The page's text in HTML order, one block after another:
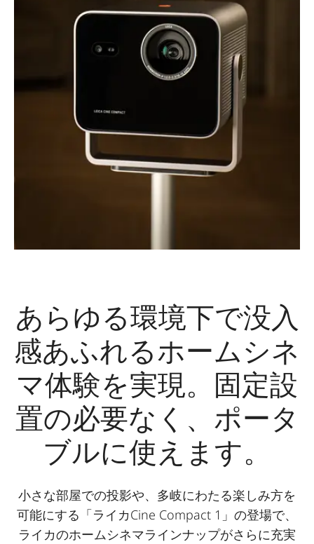
あらゆる環境下で没入
感あふれるホームシネ
マ体験を実現。固定設
置の必要なく、ポータ
ブルに使えます。
小さな部屋での投影や、多岐にわたる楽しみ方を
可能にする「ライカCine Compact 1」の登場で、
ライカのホームシネマラインナップがさらに充実